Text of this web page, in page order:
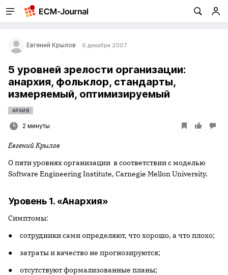
Евгений Крылов 6 декабря 2007
5 уровней зрелости организации:
анархия, фольклор, стандарты,
измеряемый, оптимизируемый
АРХИВ
2 минуты
Евгений Крылов
О пяти уровнях организации в соответствии с моделью
Software Engineering Institute, Carnegie Mellon University.
Уровень 1. «Анархия»
Симптомы:
● сотрудники сами определяют, что хорошо, а что плохо;
● затраты и качество не прогнозируются;
● отсутствуют формализованные планы;